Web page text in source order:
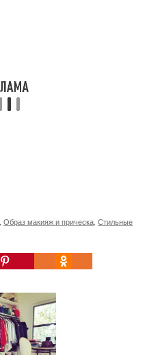
Образ макияж и прическа Стильные